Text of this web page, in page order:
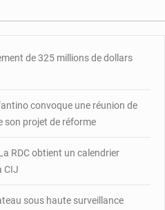
de 325 millions de dollars
convoque une réunion de
son projet de réforme
RDC obtient un calendrier
CIJ
sous haute surveillance